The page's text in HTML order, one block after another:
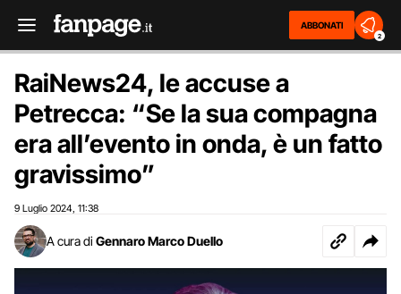
ABBONATI
2
RaiNews24, le accuse a
Petrecca: “Se la sua compagna
era all’evento in onda, è un fatto
gravissimo”
9 Luglio 2024 11:38
A cura di Gennaro Marco Duello